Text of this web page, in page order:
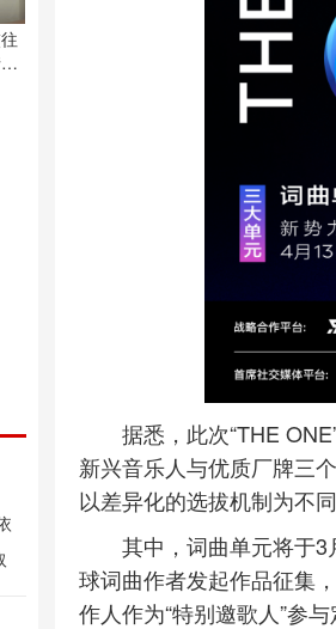
据悉，此次“THE
新兴音乐人与优质厂牌三
以差异化的选拔机制为不
其中，词曲单元将于
球词曲作者发起作品征集
作人作为“特别邀歌人”参